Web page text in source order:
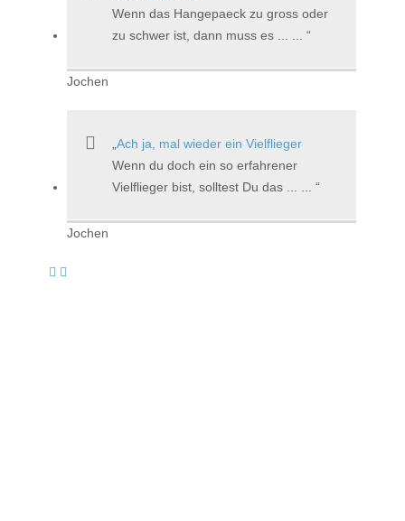
Wenn das Hangepaeck zu gross oder
zu schwer ist, dann muss es ... ...
Jochen
Ach ja, mal wieder ein Vielflieger
Wenn du doch ein so erfahrener
Vielflieger bist, solltest Du das ... ...
Jochen